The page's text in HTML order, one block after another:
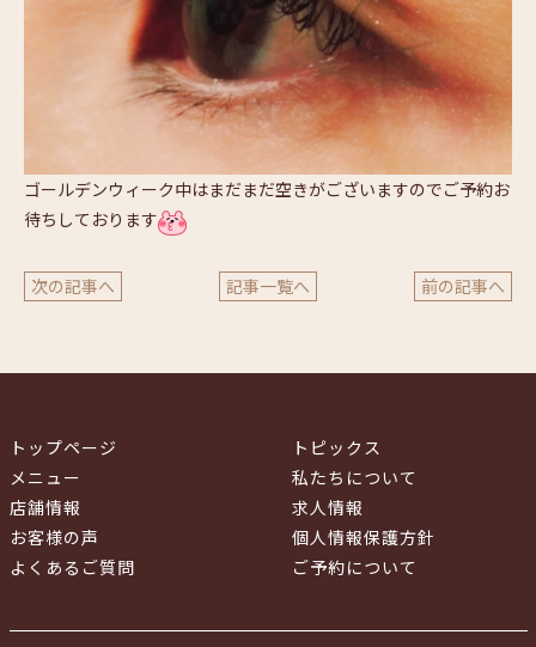
ゴールデンウィーク中はまだまだ空きがございますのでご予約お
待ちしております
次の記事へ 記事一覧へ 前の記事へ
トップページ
メニュー
店舗情報
お客様の声
よくあるご質問
トピックス
私たちについて
求人情報
個人情報保護方針
ご予約について